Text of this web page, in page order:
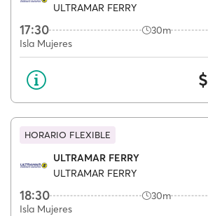
ULTRAMAR FERRY
17:30 30m
Isla Mujeres
HORARIO FLEXIBLE
ULTRAMAR FERRY
ULTRAMAR FERRY
18:30 30m
Isla Mujeres